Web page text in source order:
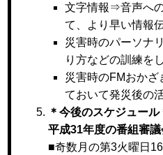
文字情報⇒音声へ
て、より早い情報
災害時のパーソナ
り方などの訓練を
災害時のFMおかざ
ておいて発災後の
＊今後のスケジュール
平成31年度の番組審議
■奇数月の第3火曜日